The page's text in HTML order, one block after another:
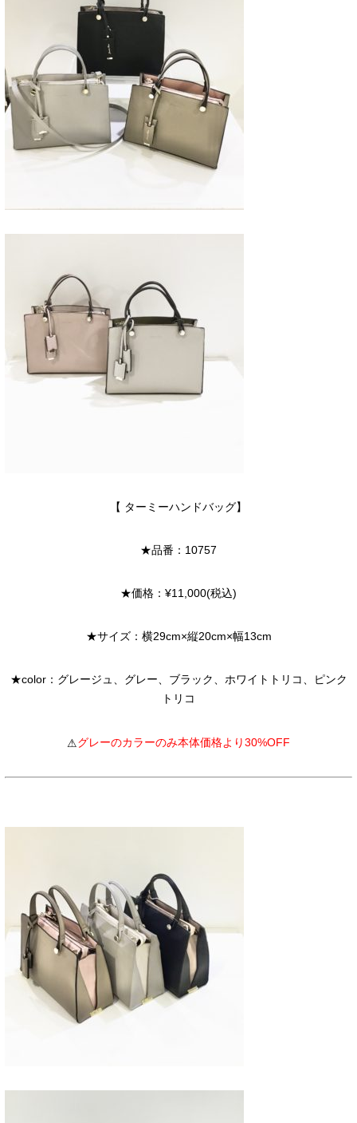
【 ターミーハンドバッグ】
★品番：10757
★価格：¥11,000(税込)
★サイズ：横29cm×縦20cm×幅13cm
★color：グレージュ、グレー、ブラック、ホワイトトリコ、ピンク
トリコ
⚠︎グレーのカラーのみ本体価格より30%OFF